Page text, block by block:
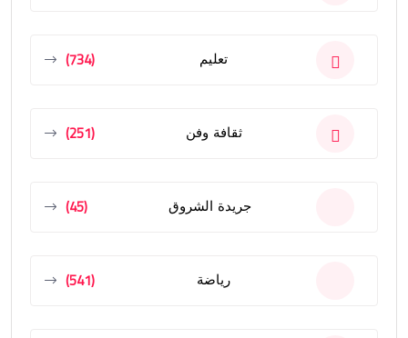
تعليم (734)
ثقافة وفن (251)
جريدة الشروق (45)
رياضة (541)